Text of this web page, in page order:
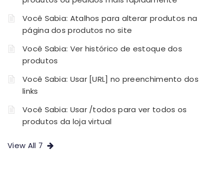
Você Sabia: Atalhos para alterar produtos na
página dos produtos no site
Você Sabia: Ver histórico de estoque dos
produtos
Você Sabia: Usar [URL] no preenchimento dos
links
Você Sabia: Usar /todos para ver todos os
produtos da loja virtual
View All 7